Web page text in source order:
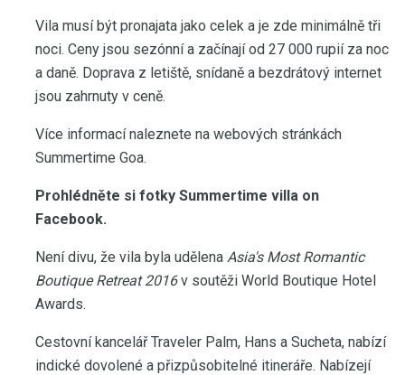
Vila musí být pronajata jako celek a je zde minimálně tři
noci. Ceny jsou sezónní a začínají od 27 000 rupií za noc
a daně. Doprava z letiště, snídaně a bezdrátový internet
jsou zahrnuty v ceně.
Více informací naleznete na webových stránkách
Summertime Goa.
Prohlédněte si fotky Summertime villa on
Facebook.
Není divu, že vila byla udělena Asia's Most Romantic
Boutique Retreat 2016v soutěži World Boutique Hotel
Awards.
Cestovní kancelář Traveler Palm, Hans a Sucheta, nabízí
indické dovolené a přizpůsobitelné itineráře. Nabízejí